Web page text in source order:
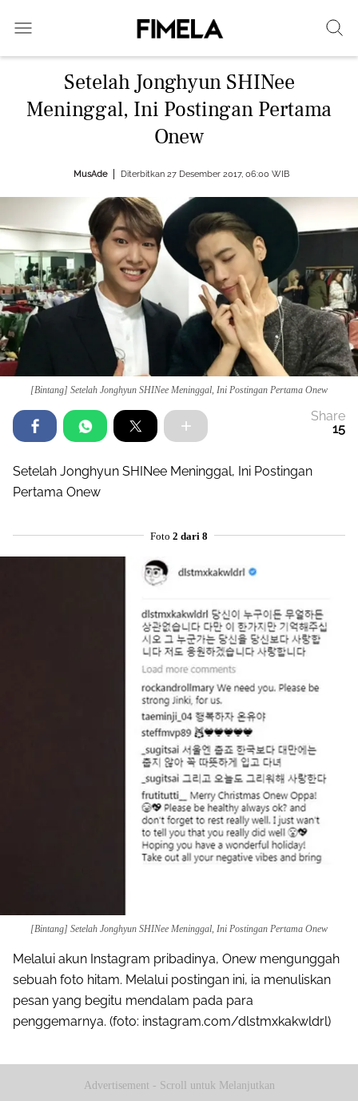
Setelah Jonghyun SHINee
Meninggal, Ini Postingan Pertama
Onew
MusAde Diterbitkan 27 Desember 2017, 06:00 WIB
[Bintang] Setelah Jonghyun SHINee Meninggal, Ini Postingan Pertama Onew
Share
15
Setelah Jonghyun SHINee Meninggal, Ini Postingan
Pertama Onew
Foto 2 dari 8
[Bintang] Setelah Jonghyun SHINee Meninggal, Ini Postingan Pertama Onew
Melalui akun Instagram pribadinya, Onew mengunggah
sebuah foto hitam. Melalui postingan ini, ia menuliskan
pesan yang begitu mendalam pada para
penggemarnya. (foto: instagram.com/dlstmxkakwldrl)
Advertisement - Scroll untuk Melanjutkan